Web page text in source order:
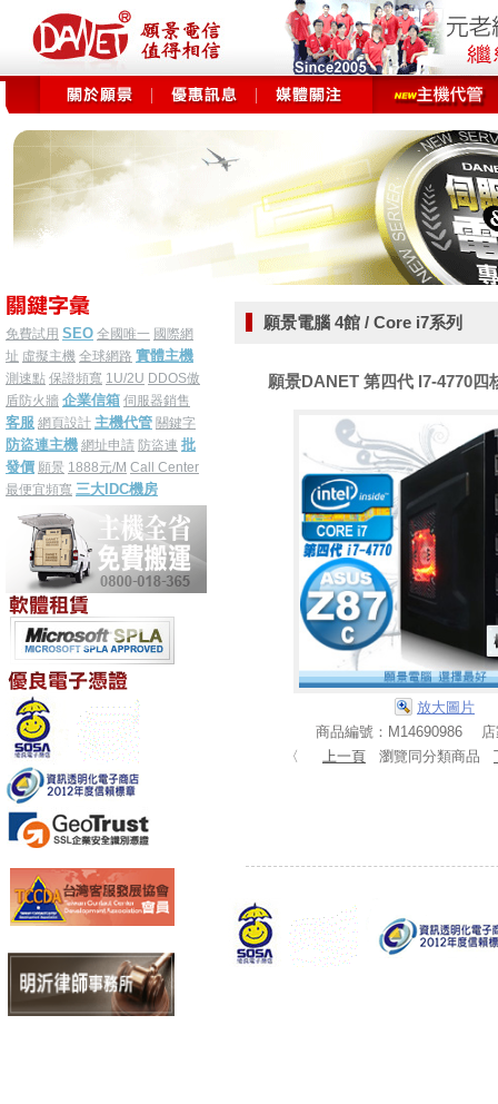
免費試用 SEO 全國唯一 國際網
址 虛擬主機 全球網路 實體主機
測速點 保證頻寬 1U/2U DDOS傲
盾防火牆 企業信箱 伺服器銷售
客服 網頁設計 主機代管 關鍵字
防盜連主機 網址申請 防盜連 批
發價 願景 1888元/M Call Center
最便宜頻寬 三大IDC機房
願景電腦 4館 / Core i7系列
願景DANET 第四代 I7-4770四
放大圖片
商品編號：M14690986 店
〈
上一頁 瀏覽同分類商品